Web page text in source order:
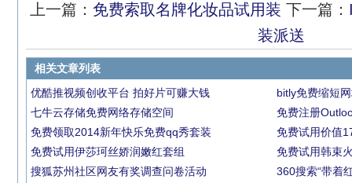
上一篇： 免费索取名牌化妆品试用装 下一篇：
装派送
相关文章列表
优酷推视频创收平台 拍好片可赚大钱
bitly免费缩短
七牛云存储免费网络存储空间
免费注册
免费领取2014新年快乐免费qq秀套装
免费试用价值
免费试用伊莎珂丝娇润嫩红套组
免费试用韩束
搜狐苏州社区网友有奖调查问卷活动
360搜索“带着